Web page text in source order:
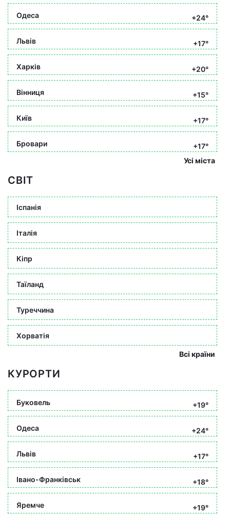
Одеса +24°
Львів +17°
Харків +20°
Вінниця +15°
Київ +17°
Бровари
+17°
Усі міста
СВІТ
Іспанія
Італія
Кіпр
Таїланд
Туреччина
Хорватія
Всі країни
КУРОРТИ
Буковель +19°
Одеса +24°
Львів +17°
Івано-Франківськ +18°
Яремче +19°